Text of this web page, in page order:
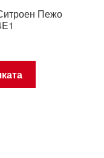
Пежо